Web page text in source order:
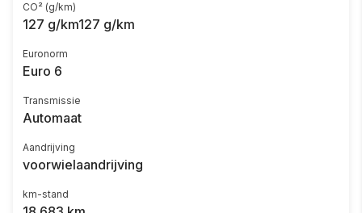
CO² (g/km)
127 g/km127 g/km
Euronorm
Euro 6
Transmissie
Automaat
Aandrijving
voorwielaandrijving
km-stand